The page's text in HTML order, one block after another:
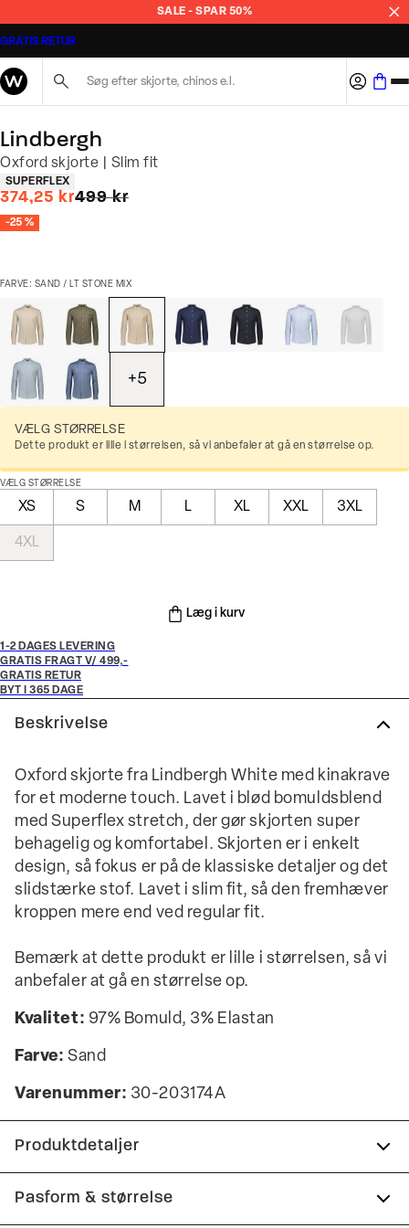
SALE - SPAR 50%
GRATIS RETUR
Lindbergh
Oxford skjorte | Slim fit
Produkt egenskaber
SUPERFLEX
374,25 krI alt (uden rabat)
499 kr
-25 %
FARVE: SAND / LT STONE MIX
+5
VÆLG STØRRELSE
Dette produkt er lille i størrelsen, så vi anbefaler at gå en størrelse op.
VÆLG STØRRELSE
XS S M L XL XXL 3XL
4XL
Læg i kurv
1-2 DAGES LEVERING
GRATIS FRAGT V/ 499,-
GRATIS RETUR
BYT I 365 DAGE
Beskrivelse
Oxford skjorte fra Lindbergh White med kinakrave
for et moderne touch. Lavet i blød bomuldsblend
med Superflex stretch, der gør skjorten super
behagelig og komfortabel. Skjorten er i enkelt
design, så fokus er på de klassiske detaljer og det
slidstærke stof. Lavet i slim fit, så den fremhæver
kroppen mere end ved regular fit.
Bemærk at dette produkt er lille i størrelsen, så vi
anbefaler at gå en størrelse op.
Kvalitet: 97% Bomuld, 3% Elastan
Farve: Sand
Varenummer: 30-203174A
Produktdetaljer
Lavet med Superflex, der giver ekstra
elasticitet og komfort.
Pasform & størrelse